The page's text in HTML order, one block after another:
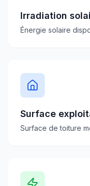
Irradiation
Énergie solaire
Surface
Surface de toiture